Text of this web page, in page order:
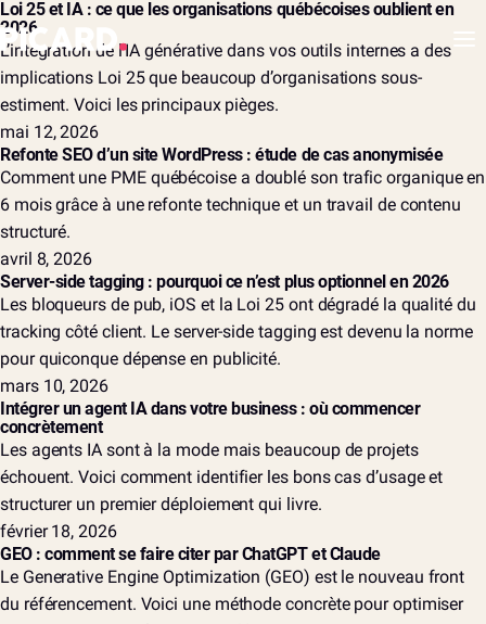
Loi 25 et IA : ce que les organisations québécoises oublient en
2026
L’intégration de l’IA générative dans vos outils internes a des
implications Loi 25 que beaucoup d’organisations sous-
estiment. Voici les principaux pièges.
mai 12, 2026
Refonte SEO d’un site WordPress : étude de cas anonymisée
Comment une PME québécoise a doublé son trafic organique en
6 mois grâce à une refonte technique et un travail de contenu
structuré.
avril 8, 2026
Server-side tagging : pourquoi ce n’est plus optionnel en 2026
Les bloqueurs de pub, iOS et la Loi 25 ont dégradé la qualité du
tracking côté client. Le server-side tagging est devenu la norme
pour quiconque dépense en publicité.
mars 10, 2026
Intégrer un agent IA dans votre business : où commencer
concrètement
Les agents IA sont à la mode mais beaucoup de projets
échouent. Voici comment identifier les bons cas d’usage et
structurer un premier déploiement qui livre.
février 18, 2026
GEO : comment se faire citer par ChatGPT et Claude
Le Generative Engine Optimization (GEO) est le nouveau front
du référencement. Voici une méthode concrète pour optimiser